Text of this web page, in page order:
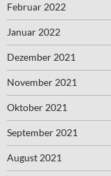
Februar 2022
Januar 2022
Dezember 2021
November 2021
Oktober 2021
September 2021
August 2021